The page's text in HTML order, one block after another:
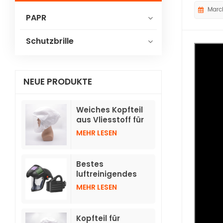
PAPR
Schutzbrille
NEUE PRODUKTE
Weiches Kopfteil
aus Vliesstoff für
Gebläse-
MEHR LESEN
Bestes
luftreinigendes
Atemschutzgerät
automatisch
MEHR LESEN
Kopfteil für